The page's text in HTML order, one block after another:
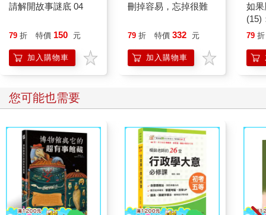
請解開故事謎底 04
79 折 特價 150 元
加入購物車
刪掉容易，忘掉很難
79 折 特價 332 元
加入購物車
如
(15)
貓
79 折
您可能也需要